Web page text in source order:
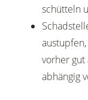
schütteln
vorher gut
abhängig